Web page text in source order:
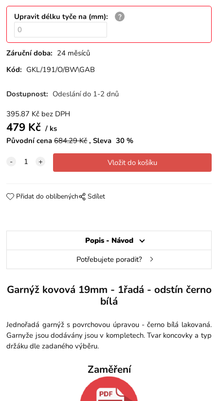
Upravit délku tyče na (mm):
Záruční doba: 24 měsíců
Kód: GKL/191/O/BW\GAB
Dostupnost: Odeslání do 1-2 dnů
395.87 Kč bez DPH
479 Kč
ks
Původní cena 684.29Kč Sleva 30 %
Přidat do oblíbených Sdílet
Popis - Návod
Potřebujete poradit?
Garnýž kovová 19mm - 1řadá - odstín černo
bílá
Jednořadá garnýž s povrchovou úpravou - černo bílá lakovaná.
Garnyže jsou dodávány jsou v kompletech. Tvar koncovky a typ
držáku dle zadaného výběru.
Zaměření